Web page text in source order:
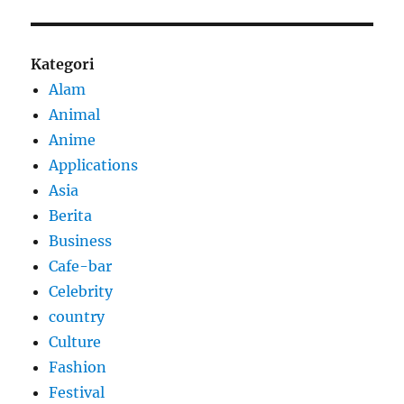
Kategori
Alam
Animal
Anime
Applications
Asia
Berita
Business
Cafe-bar
Celebrity
country
Culture
Fashion
Festival